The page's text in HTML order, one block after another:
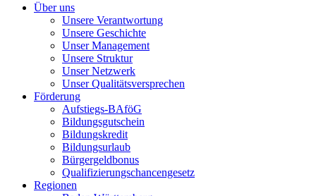
Über uns
Unsere Verantwortung
Unsere Geschichte
Unser Management
Unsere Struktur
Unser Netzwerk
Unser Qualitätsversprechen
Förderung
Aufstiegs-BAföG
Bildungsgutschein
Bildungskredit
Bildungsurlaub
Bürgergeldbonus
Qualifizierungschancengesetz
Regionen